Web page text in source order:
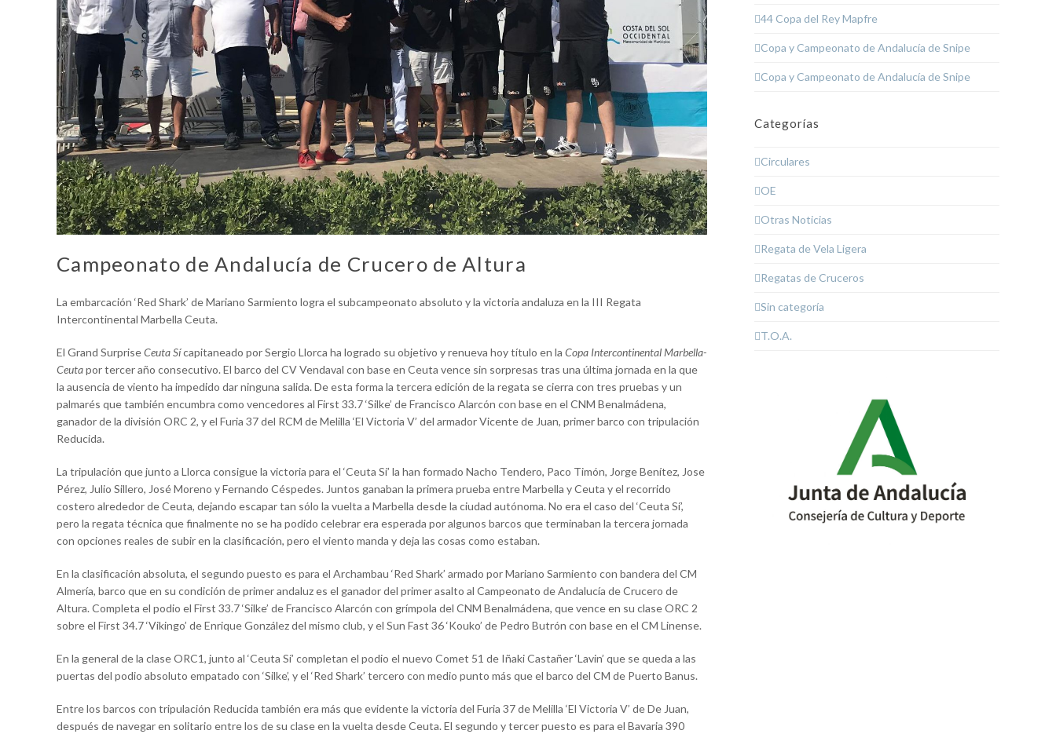
Campeonato de Andalucía de Crucero de Altura
La embarcación ‘Red Shark’ de Mariano Sarmiento logra el subcampeonato absoluto y la victoria andaluza en la III Regata
Intercontinental Marbella Ceuta.
El Grand SurpriseCeuta Sícapitaneado por Sergio Llorca ha logrado su objetivo y renueva hoy título en la Copa Intercontinental Marbella-
Ceutapor tercer año consecutivo. El barco del CV Vendaval con base en Ceuta vence sin sorpresas tras una última jornada en la que
la ausencia de viento ha impedido dar ninguna salida. De esta forma la tercera edición de la regata se cierra con tres pruebas y un
palmarés que también encumbra como vencedores al First 33.7 ‘Silke’ de Francisco Alarcón con base en el CNM Benalmádena,
ganador de la división ORC 2, y el Furia 37 del RCM de Melilla ‘El Victoria V’ del armador Vicente de Juan, primer barco con tripulación
Reducida.
La tripulación que junto a Llorca consigue la victoria para el ‘Ceuta Sí’ la han formado Nacho Tendero, Paco Timón, Jorge Benítez, Jose
Pérez, Julio Sillero, José Moreno y Fernando Céspedes. Juntos ganaban la primera prueba entre Marbella y Ceuta y el recorrido
costero alrededor de Ceuta, dejando escapar tan sólo la vuelta a Marbella desde la ciudad autónoma. No era el caso del ‘Ceuta Sí’,
pero la regata técnica que finalmente no se ha podido celebrar era esperada por algunos barcos que terminaban la tercera jornada
con opciones reales de subir en la clasificación, pero el viento manda y deja las cosas como estaban.
En la clasificación absoluta, el segundo puesto es para el Archambau ‘Red Shark’ armado por Mariano Sarmiento con bandera del CM
Almería, barco que en su condición de primer andaluz es el ganador del primer asalto al Campeonato de Andalucía de Crucero de
Altura. Completa el podio el First 33.7 ‘Silke’ de Francisco Alarcón con grímpola del CNM Benalmádena, que vence en su clase ORC 2
sobre el First 34.7 ‘Vikingo’ de Enrique González del mismo club, y el Sun Fast 36 ‘Kouko’ de Pedro Butrón con base en el CM Linense.
En la general de la clase ORC1, junto al ‘Ceuta Sí’ completan el podio el nuevo Comet 51 de Iñaki Castañer ‘Lavin’ que se queda a las
puertas del podio absoluto empatado con ‘Silke’, y el ‘Red Shark’ tercero con medio punto más que el barco del CM de Puerto Banus.
Entre los barcos con tripulación Reducida también era más que evidente la victoria del Furia 37 de Melilla ‘El Victoria V’ de De Juan,
después de navegar en solitario entre los de su clase en la vuelta desde Ceuta. El segundo y tercer puesto es para el Bavaria 390
44 Copa del Rey Mapfre
Copa y Campeonato de Andalucía de Snipe
Copa y Campeonato de Andalucía de Snipe
Categorías
Circulares
OE
Otras Noticias
Regata de Vela Ligera
Regatas de Cruceros
Sin categoría
T.O.A.